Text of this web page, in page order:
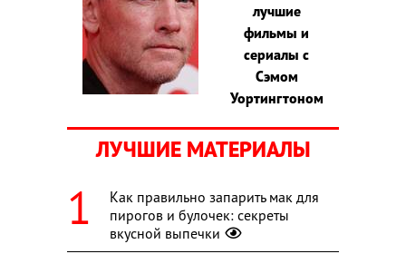
лучшие
фильмы и
сериалы с
Сэмом
Уортингтоном
ЛУЧШИЕ МАТЕРИАЛЫ
Как правильно запарить мак для
пирогов и булочек: секреты
вкусной выпечки